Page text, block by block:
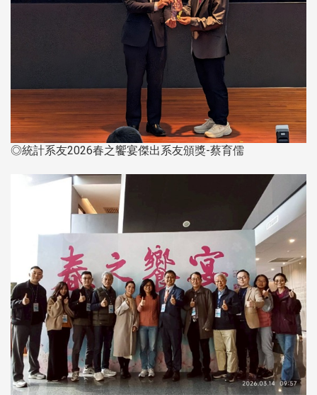
◎統計系友2026春之饗宴傑出系友頒獎-蔡育儒